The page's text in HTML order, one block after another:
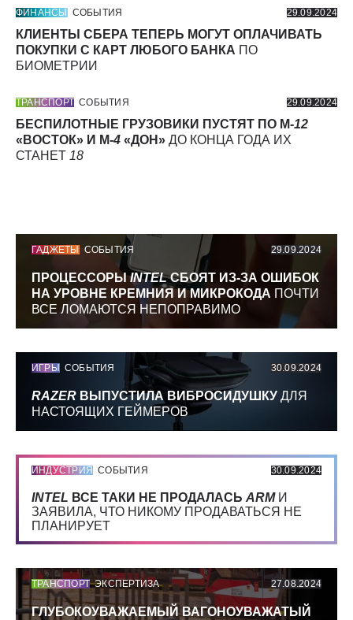
ФИНАНСЫ СОБЫТИЯ 29.09.2024
КЛИЕНТЫ СБЕРА ТЕПЕРЬ МОГУТ ОПЛАЧИВАТЬ
ПОКУПКИ С КАРТ ЛЮБОГО БАНКА ПО
БИОМЕТРИИ
ТРАНСПОРТ СОБЫТИЯ 29.09.2024
БЕСПИЛОТНЫЕ ГРУЗОВИКИ ПУСТЯТ ПО М-12
«ВОСТОК» И М-4 «ДОН» ДО КОНЦА ГОДА ИХ
СТАНЕТ 18
ГАДЖЕТЫ СОБЫТИЯ 29.09.2024
ПРОЦЕССОРЫINTELСБОЯТ ИЗ-ЗА ОШИБОК
НА УРОВНЕ КРЕМНИЯ И МИКРОКОДА ПОЧТИ
ВСЕ ЛОМАЮТСЯ НЕПОПРАВИМО
ИГРЫ СОБЫТИЯ 30.09.2024
RAZER ВЫПУСТИЛА ВИБРОСИДУШКУ ДЛЯ
НАСТОЯЩИХ ГЕЙМЕРОВ
ИНДУСТРИЯ СОБЫТИЯ 30.09.2024
INTEL ВСЕ ТАКИ НЕ ПРОДАЛАСЬ ARMИ
ЗАЯВИЛА, ЧТО НИКОМУ ПРОДАВАТЬСЯ НЕ
ПЛАНИРУЕТ
ТРАНСПОРТ ЭКСПЕРТИЗА 27.08.2024
ГЛУБОКОУВАЖАЕМЫЙ ВАГОНОУВАЖАТЫЙ